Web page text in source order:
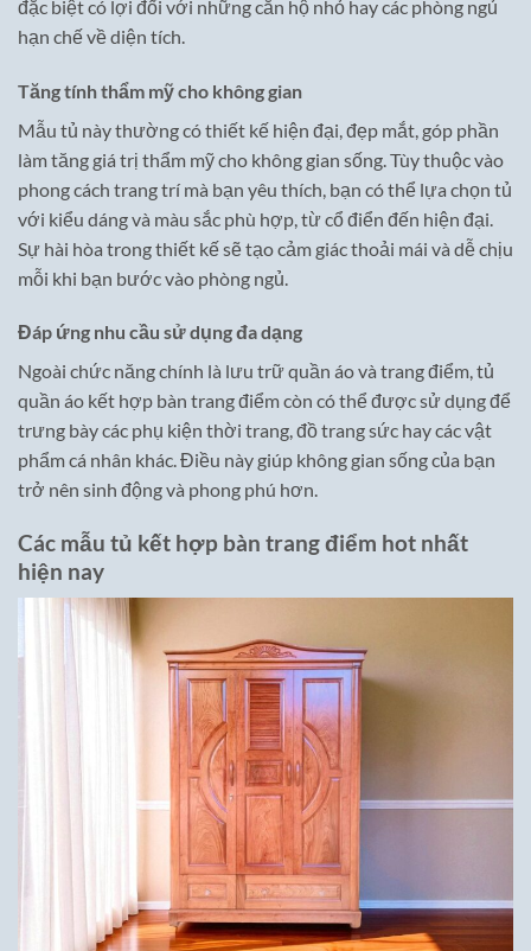
đặc biệt có lợi đối với những căn hộ nhỏ hay các phòng ngủ
hạn chế về diện tích.
Tăng tính thẩm mỹ cho không gian
Mẫu tủ này thường có thiết kế hiện đại, đẹp mắt, góp phần
làm tăng giá trị thẩm mỹ cho không gian sống. Tùy thuộc vào
phong cách trang trí mà bạn yêu thích, bạn có thể lựa chọn tủ
với kiểu dáng và màu sắc phù hợp, từ cổ điển đến hiện đại.
Sự hài hòa trong thiết kế sẽ tạo cảm giác thoải mái và dễ chịu
mỗi khi bạn bước vào phòng ngủ.
Đáp ứng nhu cầu sử dụng đa dạng
Ngoài chức năng chính là lưu trữ quần áo và trang điểm, tủ
quần áo kết hợp bàn trang điểm còn có thể được sử dụng để
trưng bày các phụ kiện thời trang, đồ trang sức hay các vật
phẩm cá nhân khác. Điều này giúp không gian sống của bạn
trở nên sinh động và phong phú hơn.
Các mẫu tủ kết hợp bàn trang điểm hot nhất
hiện nay